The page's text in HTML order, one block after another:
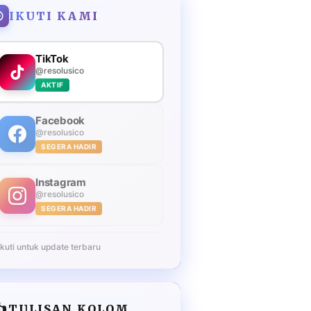
IKUTI KAMI
TikTok
@resolusico
AKTIF
Facebook
@resolusico
SEGERA HADIR
Instagram
@resolusico
SEGERA HADIR
untuk update terbaru